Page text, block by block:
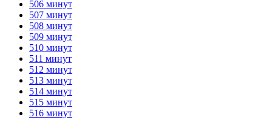
506 минут
507 минут
508 минут
509 минут
510 минут
511 минут
512 минут
513 минут
514 минут
515 минут
516 минут